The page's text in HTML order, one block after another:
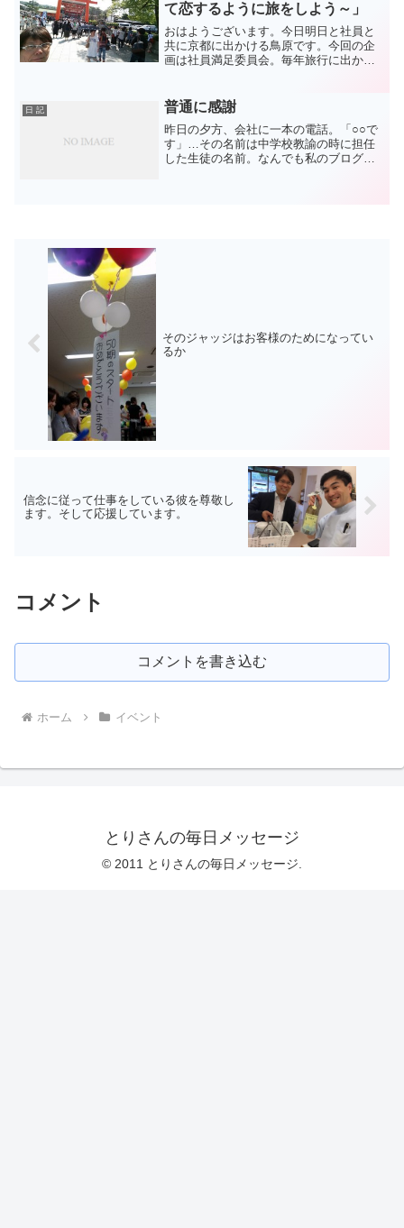
て恋するように旅をしよう～」
おはようございます。今日明日と社員と
共に京都に出かける鳥原です。今回の企
画は社員満足委員会。毎年旅行に出かけ
ないですが、でも社員と行くことがない
ので気持ちは新鮮です。...
日 記 普通に感謝
昨日の夕方、会社に一本の電話。「○○で
す」…その名前は中学校教諭の時に担任
した生徒の名前。なんでも私のブログを
そのジャッジはお客様のためになってい
るか
信念に従って仕事をしている彼を尊敬し
ます。そして応援しています。
コメント
コメントを書き込む
ホーム イベント
とりさんの毎日メッセージ
© 2011 とりさんの毎日メッセージ.